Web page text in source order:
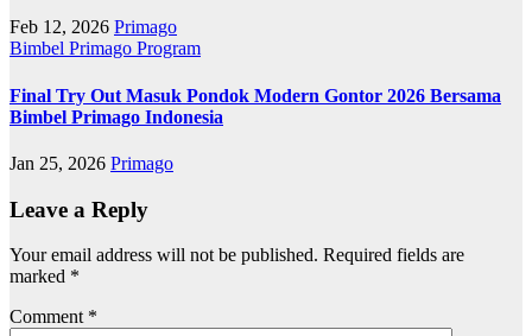
Feb 12, 2026 Primago
Bimbel Primago Program
Final Try Out Masuk Pondok Modern Gontor 2026 Bersama
Bimbel Primago Indonesia
Jan 25, 2026 Primago
Leave a Reply
Your email address will not be published. Required fields are
marked *
Comment *